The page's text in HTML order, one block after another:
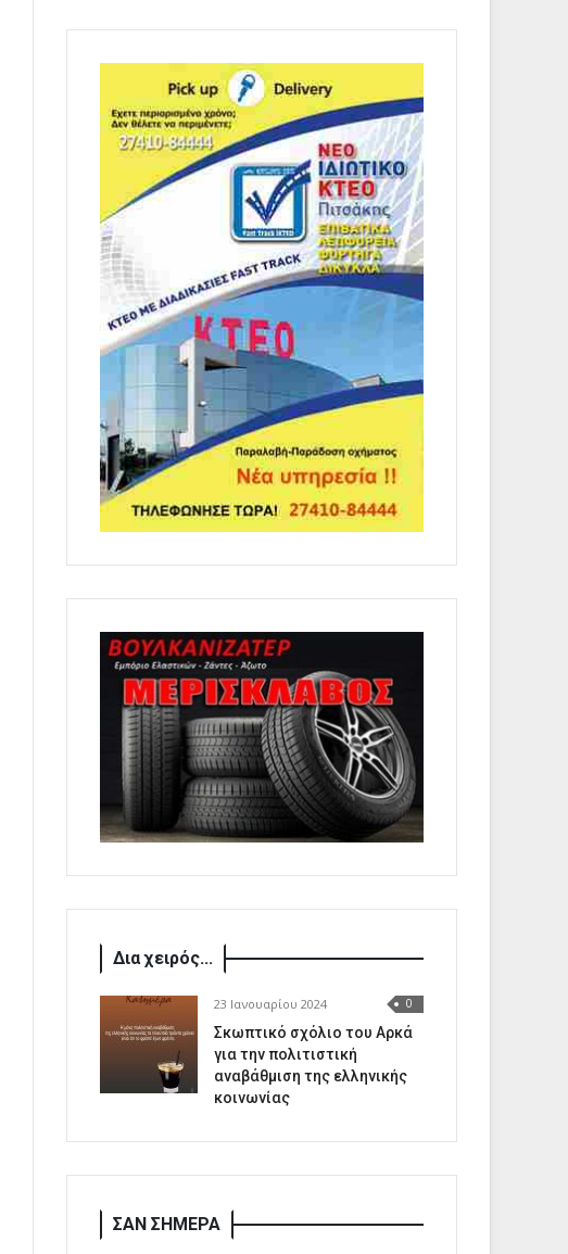
Δια χειρός...
23 Ιανουαρίου 2024 0
Σκωπτικό σχόλιο του Αρκά
για την πολιτιστική
αναβάθμιση της ελληνικής
κοινωνίας
ΣΑΝ ΣΗΜΕΡΑ